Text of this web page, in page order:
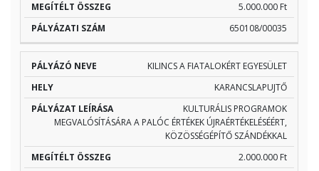
5.000.000 Ft
650108/00035
KILINCS A FIATALOKÉRT EGYESÜLET
KARANCSLAPUJTŐ
KULTURÁLIS PROGRAMOK
MEGVALÓSÍTÁSÁRA A PALÓC ÉRTÉKEK ÚJRAÉRTÉKELÉSÉÉRT,
KÖZÖSSÉGÉPÍTŐ SZÁNDÉKKAL
2.000.000 Ft